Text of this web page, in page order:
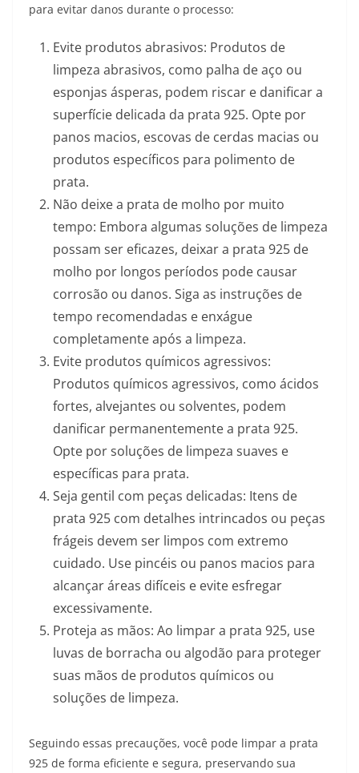
para evitar danos durante o processo:
Evite produtos abrasivos: Produtos de
limpeza abrasivos, como palha de aço ou
esponjas ásperas, podem riscar e danificar a
superfície delicada da prata 925. Opte por
panos macios, escovas de cerdas macias ou
produtos específicos para polimento de
prata.
Não deixe a prata de molho por muito
tempo: Embora algumas soluções de limpeza
possam ser eficazes, deixar a prata 925 de
molho por longos períodos pode causar
corrosão ou danos. Siga as instruções de
tempo recomendadas e enxágue
completamente após a limpeza.
Evite produtos químicos agressivos:
Produtos químicos agressivos, como ácidos
fortes, alvejantes ou solventes, podem
danificar permanentemente a prata 925.
Opte por soluções de limpeza suaves e
específicas para prata.
Seja gentil com peças delicadas: Itens de
prata 925 com detalhes intrincados ou peças
frágeis devem ser limpos com extremo
cuidado. Use pincéis ou panos macios para
alcançar áreas difíceis e evite esfregar
excessivamente.
Proteja as mãos: Ao limpar a prata 925, use
luvas de borracha ou algodão para proteger
suas mãos de produtos químicos ou
soluções de limpeza.
Seguindo essas precauções, você pode limpar a prata
925 de forma eficiente e segura, preservando sua